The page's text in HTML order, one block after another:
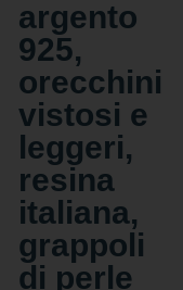
argento
925,
orecchini
vistosi e
leggeri,
resina
italiana,
grappoli
di perle